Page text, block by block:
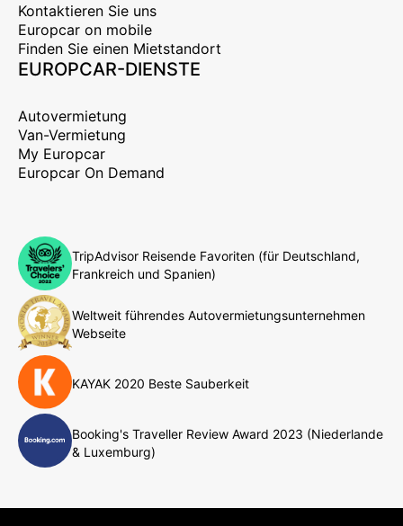
Kontaktieren Sie uns
Europcar on mobile
Finden Sie einen Mietstandort
EUROPCAR-DIENSTE
Autovermietung
Van-Vermietung
My Europcar
Europcar On Demand
TripAdvisor Reisende Favoriten (für Deutschland,
Frankreich und Spanien)
Weltweit führendes Autovermietungsunternehmen
Webseite
KAYAK 2020 Beste Sauberkeit
Booking's Traveller Review Award 2023 (Niederlande
& Luxemburg)